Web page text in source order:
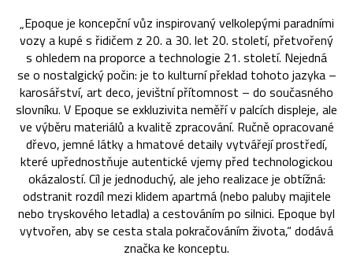
„Epoque je koncepční vůz inspirovaný velkolepými paradními
vozy a kupé s řidičem z 20. a 30. let 20. století, přetvořený
s ohledem na proporce a technologie 21. století. Nejedná
se o nostalgický počin: je to kulturní překlad tohoto jazyka –
karosářství, art deco, jevištní přítomnost – do současného
slovníku. V Epoque se exkluzivita neměří v palcích displeje, ale
ve výběru materiálů a kvalitě zpracování. Ručně opracované
dřevo, jemné látky a hmatové detaily vytvářejí prostředí,
které upřednostňuje autentické vjemy před technologickou
okázalostí. Cíl je jednoduchý, ale jeho realizace je obtížná:
odstranit rozdíl mezi klidem apartmá (nebo paluby majitele
nebo tryskového letadla) a cestováním po silnici. Epoque byl
vytvořen, aby se cesta stala pokračováním života,“ dodává
značka ke konceptu.